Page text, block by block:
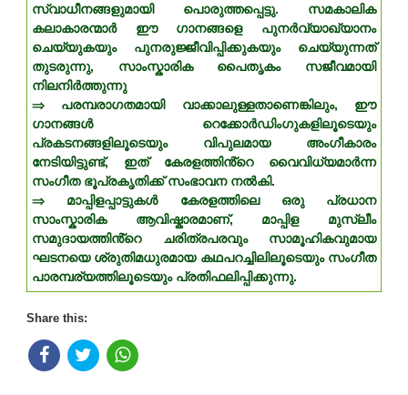
സ്വാധീനങ്ങളുമായി പൊരുത്തപ്പെട്ടു. സമകാലിക
കലാകാരന്മാർ ഈ ഗാനങ്ങളെ പുനർവ്യാഖ്യാനം
ചെയ്യുകയും പുനരുജ്ജീവിപ്പിക്കുകയും ചെയ്യുന്നത്
തുടരുന്നു, സാംസ്കാരിക പൈതൃകം സജീവമായി
നിലനിർത്തുന്നു
⇒ പരമ്പരാഗതമായി വാക്കാലുള്ളതാണെങ്കിലും, ഈ
ഗാനങ്ങൾ റെക്കോർഡിംഗുകളിലൂടെയും
പ്രകടനങ്ങളിലൂടെയും വിപുലമായ അംഗീകാരം
നേടിയിട്ടുണ്ട്, ഇത് കേരളത്തിൻ്റെ വൈവിധ്യമാർന്ന
സംഗീത ഭൂപ്രകൃതിക്ക് സംഭാവന നൽകി.
⇒ മാപ്പിളപ്പാട്ടുകൾ കേരളത്തിലെ ഒരു പ്രധാന
സാംസ്കാരിക ആവിഷ്കാരമാണ്, മാപ്പിള മുസ്ലീം
സമുദായത്തിൻ്റെ ചരിത്രപരവും സാമൂഹികവുമായ
ഘടനയെ ശ്രുതിമധുരമായ കഥപറച്ചിലിലൂടെയും സംഗീത
പാരമ്പര്യത്തിലൂടെയും പ്രതിഫലിപ്പിക്കുന്നു.
Share this: